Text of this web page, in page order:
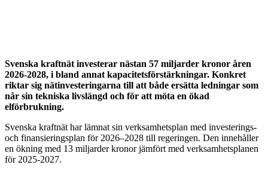
Svenska kraftnät investerar nästan 57 miljarder kronor åren
2026-2028, i bland annat kapacitetsförstärkningar. Konkret
riktar sig nätinvesteringarna till att både ersätta ledningar som
når sin tekniska livslängd och för att möta en ökad
elförbrukning.
Svenska kraftnät har lämnat sin verksamhetsplan med investerings-
och finansieringsplan för 2026–2028 till regeringen. Den innehåller
en ökning med 13 miljarder kronor jämfört med verksamhetsplanen
för 2025-2027.